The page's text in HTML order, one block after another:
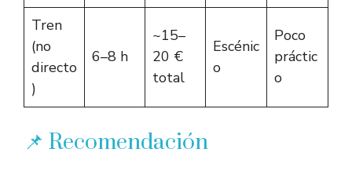
Tren
(no
directo
)
6–8 h
~15–
20 €
total
Escénic
o
Poco
práctic
o
📌 Recomendación